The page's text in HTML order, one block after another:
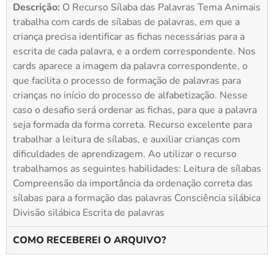
Descrição: O Recurso Sílaba das Palavras Tema Animais
trabalha com cards de sílabas de palavras, em que a
criança precisa identificar as fichas necessárias para a
escrita de cada palavra, e a ordem correspondente. Nos
cards aparece a imagem da palavra correspondente, o
que facilita o processo de formação de palavras para
crianças no início do processo de alfabetização. Nesse
caso o desafio será ordenar as fichas, para que a palavra
seja formada da forma correta. Recurso excelente para
trabalhar a leitura de sílabas, e auxiliar crianças com
dificuldades de aprendizagem. Ao utilizar o recurso
trabalhamos as seguintes habilidades: Leitura de sílabas
Compreensão da importância da ordenação correta das
sílabas para a formação das palavras Consciência silábica
Divisão silábica Escrita de palavras
COMO RECEBEREI O ARQUIVO?